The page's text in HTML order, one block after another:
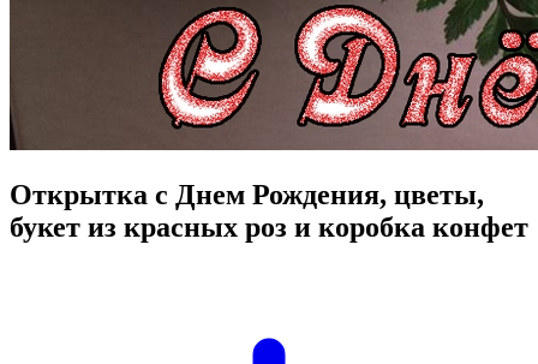
Открытка с Днем Рождения, цветы,
букет из красных роз и коробка конфет